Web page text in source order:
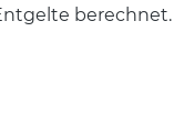
berechnet.